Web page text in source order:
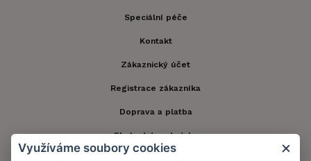
Speciální péče
Kontakt
Zákaznický účet
Registrace zákazníka
Doprava a platba
Obchodní podmínky
Využíváme soubory cookies